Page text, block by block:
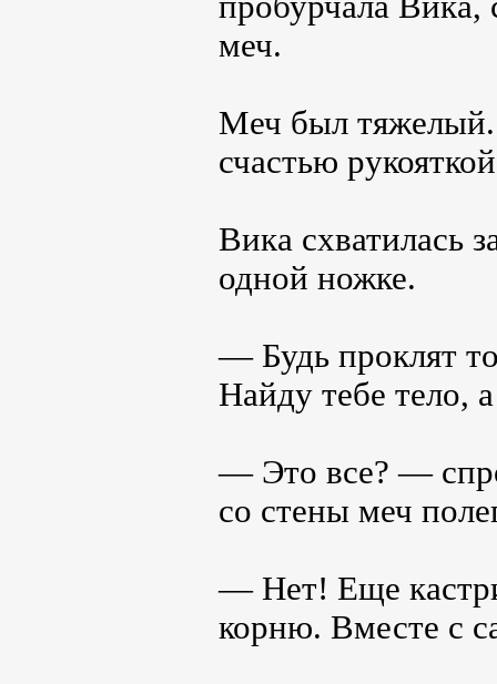
меч.
Меч был
счастью
Вика схватилась
одной ножке.
— Будь проклят
Найду тебе тело,
— Это все? —
со стены меч
— Нет! Еще
корню. Вместе с